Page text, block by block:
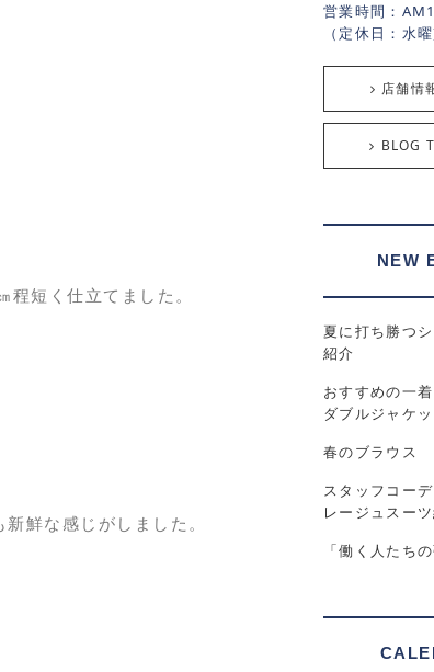
短く仕立てました。
鮮な感じがしました。
営業時間：
（定休日：水
店舗情
BLOG
NEW
夏に打ち勝つ
紹介
おすすめの一
ダブルジャケッ
春のブラウス
スタッフコー
レージュスーツ
「働く人たち